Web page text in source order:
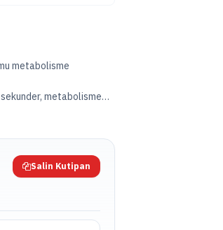
metabolisme
metabolisme
Salin Kutipan